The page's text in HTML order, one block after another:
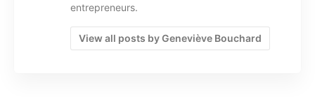
entrepreneurs.
View all posts by Geneviève Bouchard